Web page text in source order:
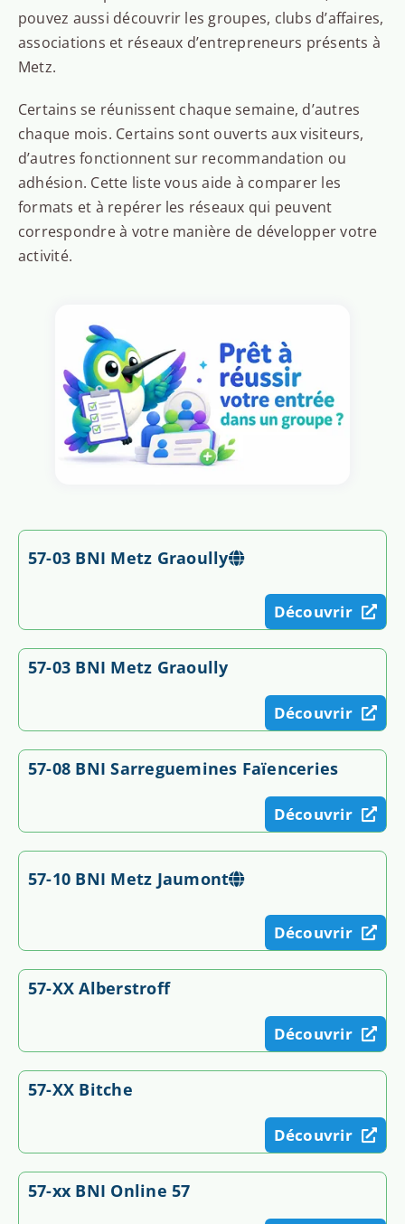
pouvez aussi découvrir les groupes, clubs d’affaires,
associations et réseaux d’entrepreneurs présents à
Metz.
Certains se réunissent chaque semaine, d’autres
chaque mois. Certains sont ouverts aux visiteurs,
d’autres fonctionnent sur recommandation ou
adhésion. Cette liste vous aide à comparer les
formats et à repérer les réseaux qui peuvent
correspondre à votre manière de développer votre
activité.
57-03 BNI Metz Graoully
Découvrir
57-03 BNI Metz Graoully
Découvrir
57-08 BNI Sarreguemines Faïenceries
Découvrir
57-10 BNI Metz Jaumont
Découvrir
57-XX Alberstroff
Découvrir
57-XX Bitche
Découvrir
57-xx BNI Online 57